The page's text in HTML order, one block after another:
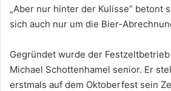
„Aber nur hinter der Kulisse“ betont
sich auch nur um die Bier-
Gegründet wurde der
Michael Schottenhamel senior. Er
erstmals auf dem Oktoberfest sein